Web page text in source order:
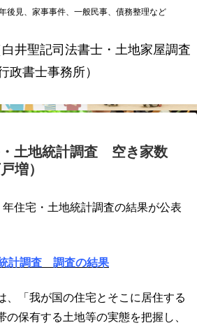
後見、家事事件、一般民事、債務整理など
井聖記司法書士・土地家屋調査
政書士事務所）
土地統計調査 空き家数
増）
住宅・土地統計調査の結果が公表
計調査 調査の結果
、「我が国の住宅とそこに居住する
の保有する土地等の実態を把握し、